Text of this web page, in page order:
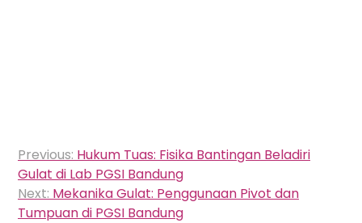
Navigasi
pos
Previous: Hukum Tuas: Fisika Bantingan Beladiri
Gulat di Lab PGSI Bandung
Next: Mekanika Gulat: Penggunaan Pivot dan
Tumpuan di PGSI Bandung